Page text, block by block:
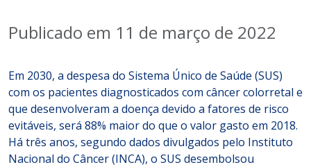
Publicado em 11 de março de 2022
Em 2030, a despesa do Sistema Único de Saúde (SUS)
com os pacientes diagnosticados com câncer colorretal e
que desenvolveram a doença devido a fatores de risco
evitáveis, será 88% maior do que o valor gasto em 2018.
Há três anos, segundo dados divulgados pelo Instituto
Nacional do Câncer (INCA), o SUS desembolsou